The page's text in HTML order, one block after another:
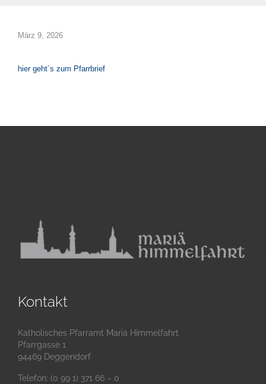
März 9, 2026
hier geht´s zum Pfarrbrief
Kontakt
Katholisches Pfarramt Mariä Himmelfahrt
Pfarrgasse 1
94469 Deggendorf
Telefon: (0 99 1) 371 66 – 0